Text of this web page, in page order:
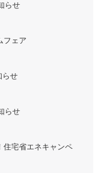
らせ
フェア
らせ
らせ
住宅省エネキャンペ